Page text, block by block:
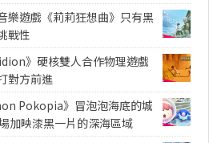
樂遊戲《莉莉狂想曲》只有黑
戰性
》硬核雙人合作物理遊戲
對方前進
Pokopia》冒泡泡海底的城
加映漆黑一片的深海區域